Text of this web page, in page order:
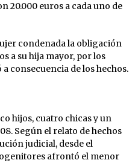
20.000 euros a cada uno de
condenada la obligación
a su hija mayor, por los
consecuencia de los hechos.
hijos, cuatro chicas y un
Según el relato de hechos
judicial, desde el
afrontó el menor